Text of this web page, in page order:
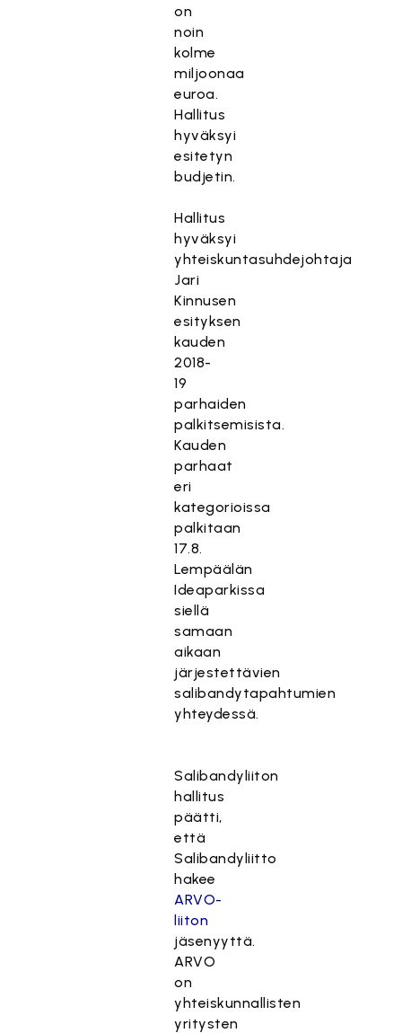
on
noin
kolme
miljoonaa
euroa.
Hallitus
hyväksyi
esitetyn
budjetin.
Hallitus
hyväksyi
yhteiskuntasuhdejohtaja
Jari
Kinnusen
esityksen
kauden
2018-
19
parhaiden
palkitsemisista.
Kauden
parhaat
eri
kategorioissa
palkitaan
17.8.
Lempäälän
Ideaparkissa
siellä
samaan
aikaan
järjestettävien
salibandytapahtumien
yhteydessä.
Salibandyliiton
hallitus
päätti,
että
Salibandyliitto
hakee
ARVO-
liiton
jäsenyyttä.
ARVO
on
yhteiskunnallisten
yritysten